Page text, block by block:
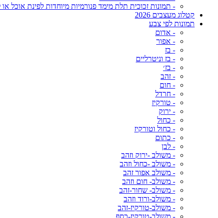
- תמונות זכוכית תלת מימד פנורמיות מיוחדות לפינת אוכל או
קטלוג מעצבים 2026
תמונות לפי צבע
- אדום
- אפור
- בז
- בז וניטרליים
- בז׳
- זהב
- חום
- חרדל
- טורקיז
- ירוק
- כחול
- כחול וטורקיז
- כתום
- לבן
- משולב -ירוק וזהב
- משולב -כחול וזהב
- משולב אפור זהב
- משולב- חום וזהב
- משולב- שחור-זהב
- משולב-ורוד וזהב
- משולב-טורקיז-זהב
- משולב-טורקיז-כסף